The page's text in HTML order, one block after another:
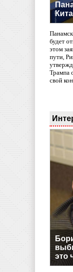
будет
этом
пути,
Трампа
свой
это